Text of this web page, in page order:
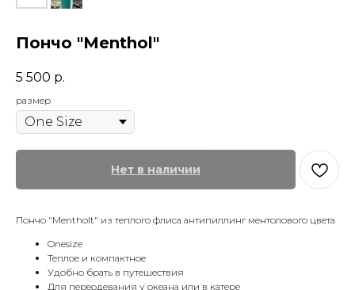
Пончо "Menthol"
5 500 р.
размер
Нет в наличии
Пончо "Mentholt" из теплого флиса антипиллинг ментолового цвета
Onesize
Теплое и компактное
Удобно брать в путешествия
Для переодевания у океана или в катере